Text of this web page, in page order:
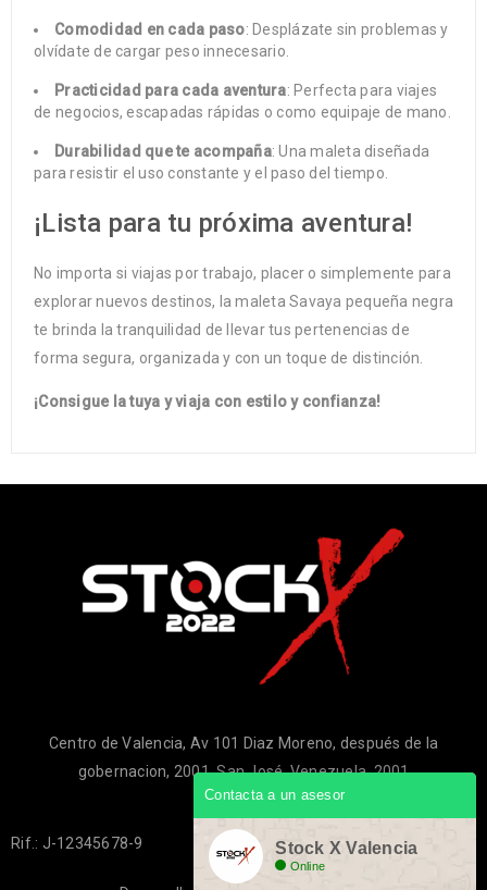
Comodidad en cada paso: Desplázate sin problemas y
olvídate de cargar peso innecesario.
Practicidad para cada aventura: Perfecta para viajes
de negocios, escapadas rápidas o como equipaje de mano.
Durabilidad que te acompaña: Una maleta diseñada
para resistir el uso constante y el paso del tiempo.
¡Lista para tu próxima aventura!
No importa si viajas por trabajo, placer o simplemente para
explorar nuevos destinos, la maleta Savaya pequeña negra
te brinda la tranquilidad de llevar tus pertenencias de
forma segura, organizada y con un toque de distinción.
¡Consigue la tuya y viaja con estilo y confianza!
Centro de Valencia, Av 101 Diaz Moreno, después de la
gobernacion, 2001, San José, Venezuela, 2001
Rif.: J-12345678-9
Contacta a un asesor
Stock X Valencia
Online